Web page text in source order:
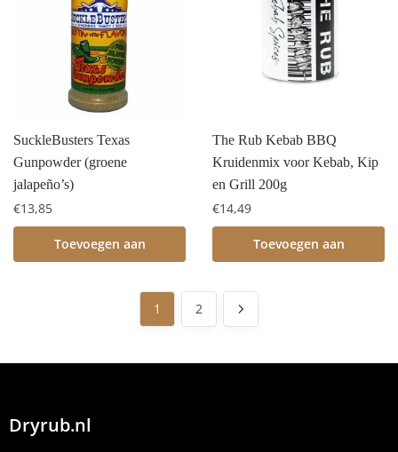
SuckleBusters Texas
Gunpowder (groene
jalapeño’s)
€13,85
Toevoegen aan
The Rub Kebab BBQ
Kruidenmix voor Kebab, Kip
en Grill 200g
€14,49
Toevoegen aan
1
2
Dryrub.nl